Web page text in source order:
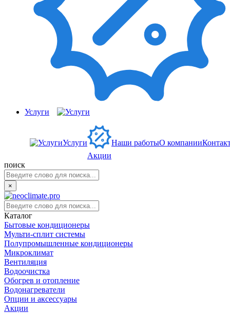
Услуги
Услуги
Акции
Наши работыО компании
поиск
×
Каталог
Бытовые кондиционеры
Мульти-сплит системы
Полупромышленные кондиционеры
Микроклимат
Вентиляция
Водоочистка
Обогрев и отопление
Водонагреватели
Опции и аксессуары
Акции